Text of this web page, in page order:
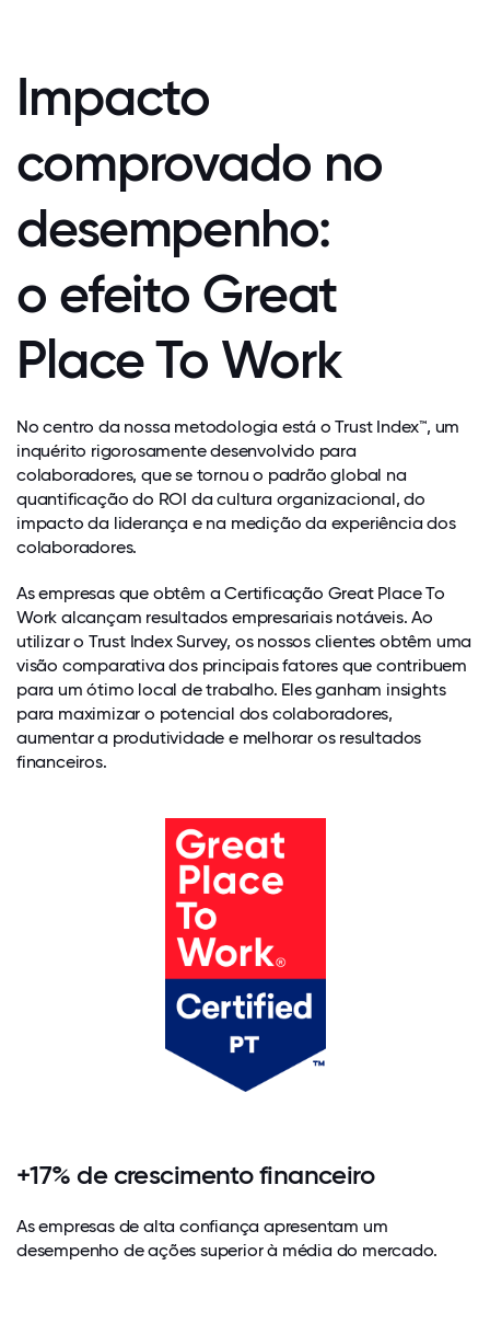
Impacto
comprovado no
desempenho:
o efeito Great
Place To Work
No centro da nossa metodologia está o Trust Index™, um
inquérito rigorosamente desenvolvido para
colaboradores, que se tornou o padrão global na
quantificação do ROI da cultura organizacional, do
impacto da liderança e na medição da experiência dos
colaboradores.
As empresas que obtêm a Certificação Great Place To
Work alcançam resultados empresariais notáveis. Ao
utilizar o Trust Index Survey, os nossos clientes obtêm uma
visão comparativa dos principais fatores que contribuem
para um ótimo local de trabalho. Eles ganham insights
para maximizar o potencial dos colaboradores,
aumentar a produtividade e melhorar os resultados
financeiros.
+17% de crescimento financeiro
As empresas de alta confiança apresentam um
desempenho de ações superior à média do mercado.